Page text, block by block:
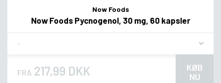
Now Foods
Now Foods Pycnogenol, 30 mg, 60 kapsler
FRA 217,99 DKK
KØB
NU